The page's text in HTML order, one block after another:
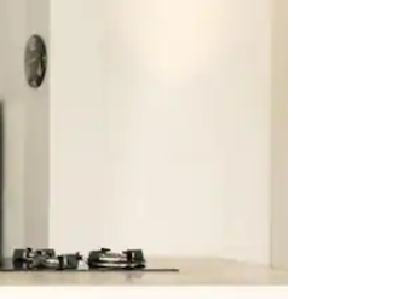
die Ergebnisse durch Berühren oder